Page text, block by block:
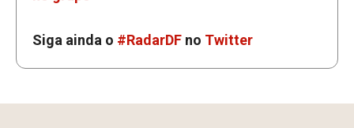
Siga ainda o #RadarDF no Twitter